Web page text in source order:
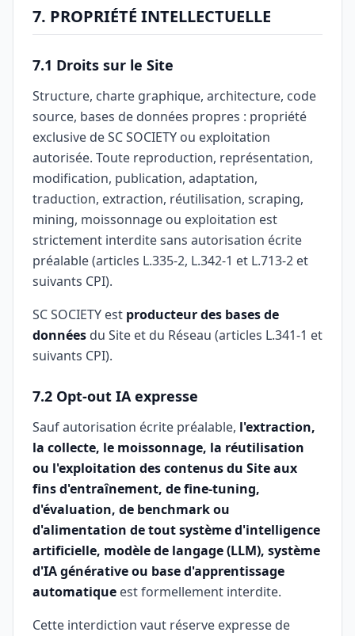
7. PROPRIÉTÉ INTELLECTUELLE
7.1 Droits sur le Site
Structure, charte graphique, architecture, code
source, bases de données propres : propriété
exclusive de SC SOCIETY ou exploitation
autorisée. Toute reproduction, représentation,
modification, publication, adaptation,
traduction, extraction, réutilisation, scraping,
mining, moissonnage ou exploitation est
strictement interdite sans autorisation écrite
préalable (articles L.335-2, L.342-1 et L.713-2 et
suivants CPI).
SC SOCIETY est producteur des bases de
données du Site et du Réseau (articles L.341-1 et
suivants CPI).
7.2 Opt-out IA expresse
Sauf autorisation écrite préalable, l'extraction,
la collecte, le moissonnage, la réutilisation
ou l'exploitation des contenus du Site aux
fins d'entraînement, de fine-tuning,
d'évaluation, de benchmark ou
d'alimentation de tout système d'intelligence
artificielle, modèle de langage (LLM), système
d'IA générative ou base d'apprentissage
automatique est formellement interdite.
Cette interdiction vaut réserve expresse de